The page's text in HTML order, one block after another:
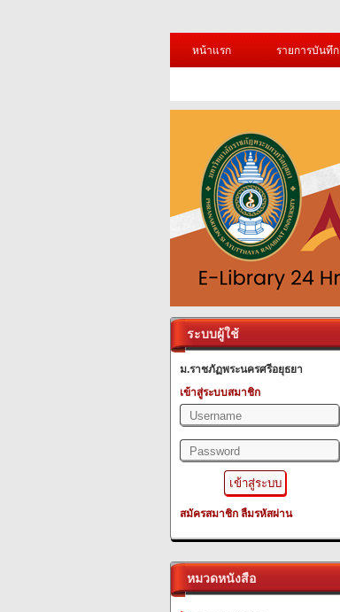
หน้าแรก
รายการบันทึก
ระบบผู้ใช้
ม.ราชภัฏพระนครศรีอยุธยา
เข้าสู่ระบบสมาชิก
สมัครสมาชิก ลืมรหัสผ่าน
หมวดหนังสือ